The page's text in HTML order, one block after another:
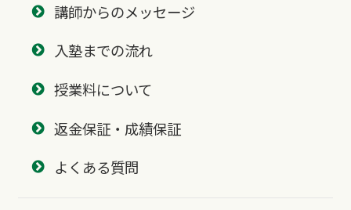
講師からのメッセージ
入塾までの流れ
授業料について
返金保証・成績保証
よくある質問